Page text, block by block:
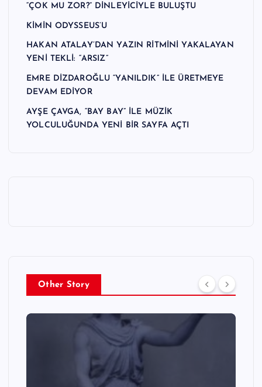
“ÇOK MU ZOR?” DİNLEYİCİYLE BULUŞTU
KİMİN ODYSSEUS’U
HAKAN ATALAY’DAN YAZIN RİTMİNİ YAKALAYAN
YENİ TEKLİ: “ARSIZ”
EMRE DİZDAROĞLU “YANILDIK” İLE ÜRETMEYE
DEVAM EDİYOR
AYŞE ÇAVGA, “BAY BAY” İLE MÜZİK
YOLCULUĞUNDA YENİ BİR SAYFA AÇTI
Other Story